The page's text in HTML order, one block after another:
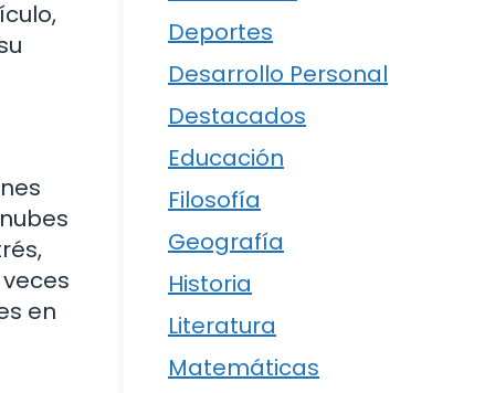
en
Deportes
Desarrollo Personal
Destacados
Educación
Filosofía
Geografía
Historia
Literatura
Matemáticas